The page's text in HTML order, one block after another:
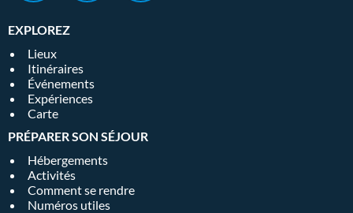
EXPLOREZ
Lieux
Itinéraires
Événements
Expériences
Carte
PRÉPARER SON SÉJOUR
Hébergements
Activités
Comment se rendre
Numéros utiles